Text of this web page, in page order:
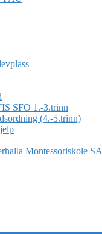
SFO 1.-3.trinn
(4.-5.trinn)
Montessoriskole SA